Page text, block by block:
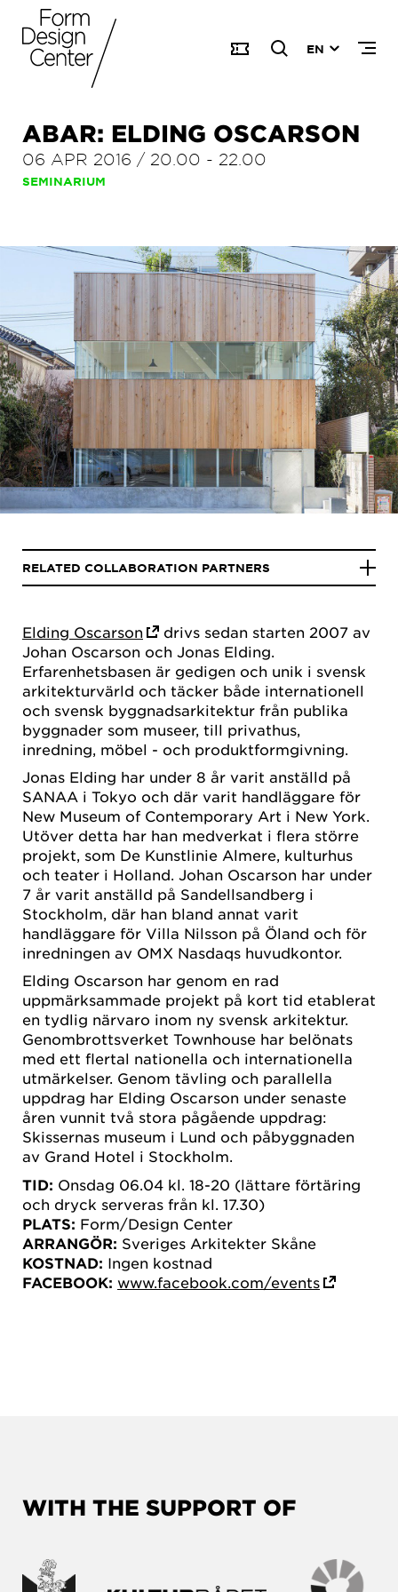
EN
ABAR: ELDING OSCARSON
06 APR 2016 / 20.00 - 22.00
SEMINARIUM
Elding Oscarson
drivs sedan starten 2007 av
Johan Oscarson och Jonas Elding.
Erfarenhetsbasen är gedigen och unik i svensk
arkitekturvärld och täcker både internationell
och svensk byggnadsarkitektur från publika
byggnader som museer, till privathus,
inredning, möbel - och produktformgivning.
Jonas Elding har under 8 år varit anställd på
SANAA i Tokyo och där varit handläggare för
New Museum of Contemporary Art i New York.
Utöver detta har han medverkat i flera större
projekt, som De Kunstlinie Almere, kulturhus
och teater i Holland. Johan Oscarson har under
7 år varit anställd på Sandellsandberg i
Stockholm, där han bland annat varit
handläggare för Villa Nilsson på Öland och för
inredningen av OMX Nasdaqs huvudkontor.
Elding Oscarson har genom en rad
uppmärksammade projekt på kort tid etablerat
en tydlig närvaro inom ny svensk arkitektur.
Genombrottsverket Townhouse har belönats
med ett flertal nationella och internationella
utmärkelser. Genom tävling och parallella
uppdrag har Elding Oscarson under senaste
åren vunnit två stora pågående uppdrag:
Skissernas museum i Lund och påbyggnaden
av Grand Hotel i Stockholm.
TID: Onsdag 06.04 kl. 18-20 (lättare förtäring
och dryck serveras från kl. 17.30)
PLATS: Form/Design Center
ARRANGÖR: Sveriges Arkitekter Skåne
KOSTNAD: Ingen kostnad
FACEBOOK: www.facebook.com/events
RELATED COLLABORATION PARTNERS
WITH THE SUPPORT OF